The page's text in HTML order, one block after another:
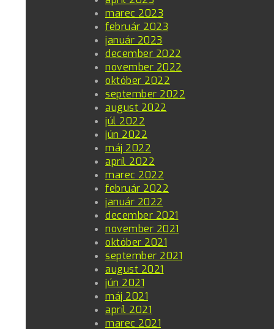
marec 2023
február 2023
január 2023
december 2022
november 2022
október 2022
september 2022
august 2022
júl 2022
jún 2022
máj 2022
apríl 2022
marec 2022
február 2022
január 2022
december 2021
november 2021
október 2021
september 2021
august 2021
jún 2021
máj 2021
apríl 2021
marec 2021